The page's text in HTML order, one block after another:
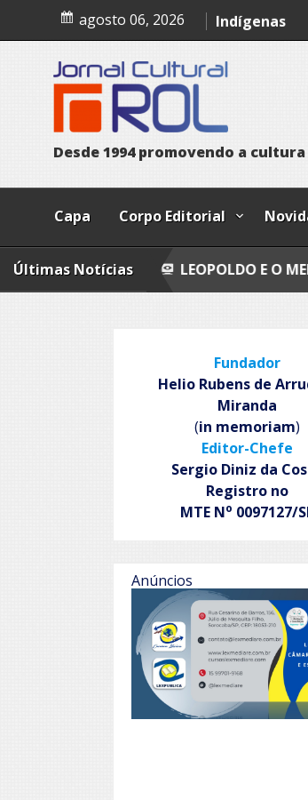
content
agosto 06, 2026
Dia
Indígenas
Bailando
Desde1994 promovendo a cultura
Capa Corpo Editorial
Últimas Notícias
LEOPOLDO E O MENDIGO DIA
Fundador
Helio Rubens de
Miranda
(in memoriam)
Editor-Chefe
Sergio Diniz da
Registro no
MTE No 0097127/
Anúncios